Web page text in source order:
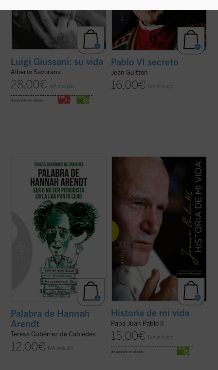
Luigi Giussani: su vida
Alberto Savorana
28,00€ IVA incluido
disponible en ebook:
Pablo VI secreto
Jean Guitton
16,00€ IVA incluido
Ilustración de portada: Hervé Alústiza.
Sofía es una universitaria en crisis que se
está planteando dejar la carrera de
Económicas y Derecho a pesar de sus
brillantes calificaciones. Tras ver una
película sobre la filósofa y ...(ver ficha)
Palabra de Hannah
Arendt
Teresa Gutiérrez de Cabiedes
12,00€ IVA incluido
Una verdadera "autobiografía" del papa
Wojtyla elaborada a partir de las
confidencias personales que él mismo fue
revelando en los cerca de quince mil textos
y discursos que llevo a cabo durante sus
27 años de pontificado....
Historia de mi vida
Papa Juan Pablo II
15,00€ IVA incluido
disponible en ebook: